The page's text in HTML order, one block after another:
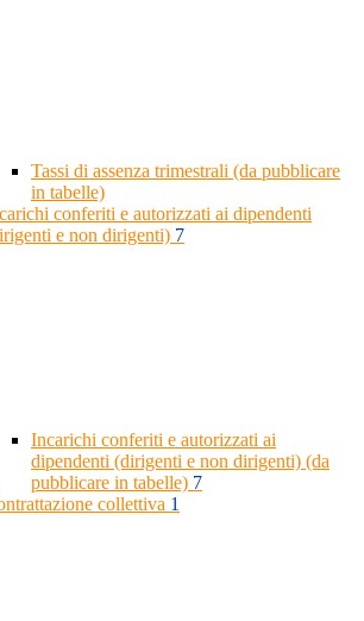
Tassi di assenza trimestrali (da pubblicare
in tabelle)
conferiti e autorizzati ai dipendenti
e non dirigenti) 7
Incarichi conferiti e autorizzati ai
dipendenti (dirigenti e non dirigenti) (da
pubblicare in tabelle) 7
collettiva 1